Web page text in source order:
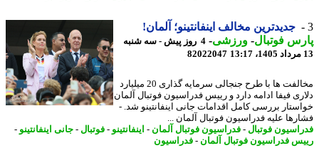
جدیدترین مخالف اینفانتینو؛ آلمان!
فوتبال-ورزشی-
4 روز پیش - سه شنبه
82022047
مخالفت ها با طرح جنجالی سرمایه گذاری 20 میلیارد
فیفا ادامه دارد و رییس فدراسیون فوتبال آلمان
بررسی کامل اقدامات جانی اینفانتینو شد. -
علیه فدراسیون فوتبال آلمان ...
فوتبال-فدراسیون فوتبال آلمان-اینفانتینو-فوتبال-جانی اینفانتینو-
فدراسیون فوتبال آلمان-فدراسیون